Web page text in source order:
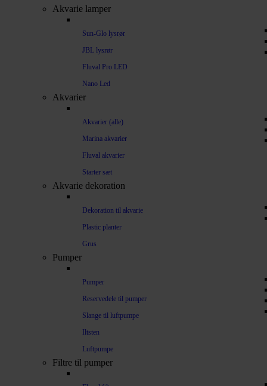
Akvarie lamper
Sun-Glo lysrør
JBL lysrør
Fluval Pro LED
Nano Led
Akvarier
Akvarier (alle)
Marina akvarier
Fluval akvarier
Starter sæt
Akvarie dekoration
Dekoration til akvarie
Plastic planter
Grus
Pumper
Pumper
Reservedele til pumper
Slange til luftpumpe
Iltsten
Luftpumpe
Filtre til pumper